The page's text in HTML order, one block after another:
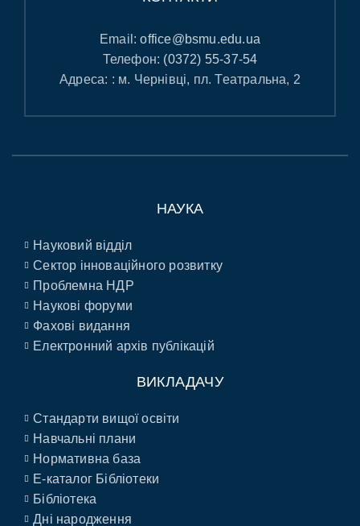
Email:office@bsmu.edu.ua
Телефон: (0372) 55-37-54
Адреса: : м. Чернівці, пл. Театральна, 2
НАУКА
Науковий відділ
Сектор інноваційного розвитку
Проблемна НДР
Наукові форуми
Фахові видання
Електронний архів публікацій
ВИКЛАДАЧУ
Стандарти вищої освіти
Навчальні плани
Нормативна база
E-каталог Бібліотеки
Бібліотека
Дні народження